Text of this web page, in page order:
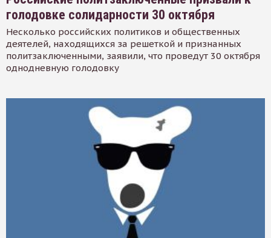
голодовке солидарности 30 октября
Несколько российских политиков и общественных
деятелей, находящихся за решеткой и признанных
политзаключенными, заявили, что проведут 30 октября
однодневную голодовку